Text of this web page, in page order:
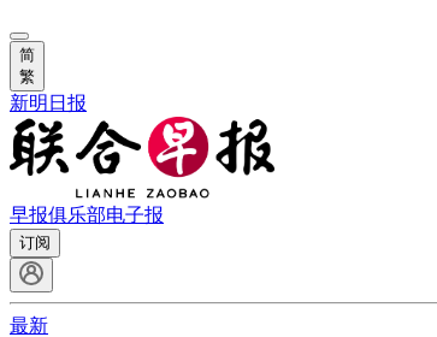
简
繁
新明日报
早报俱乐部电子报
订阅
最新